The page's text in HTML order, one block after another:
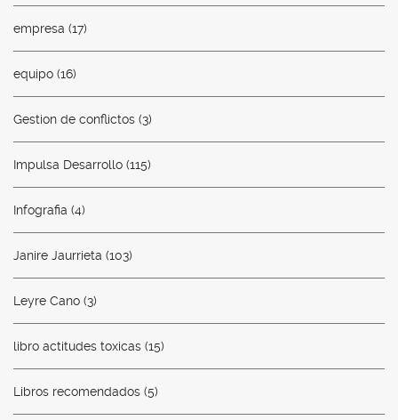
empresa (17)
equipo (16)
Gestion de conflictos (3)
Impulsa Desarrollo (115)
Infografia (4)
Janire Jaurrieta (103)
Leyre Cano (3)
libro actitudes toxicas (15)
Libros recomendados (5)